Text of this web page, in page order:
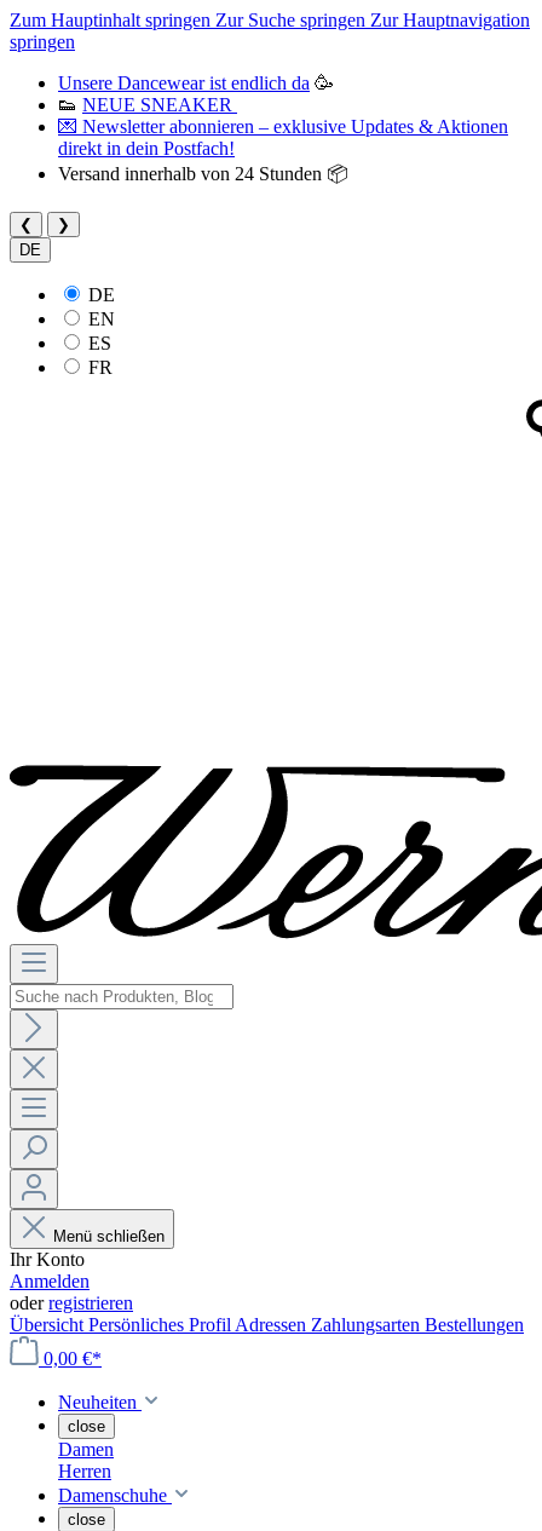
Zum Hauptinhalt springen Zur Suche springen Zur Hauptnavigation
springen
Unsere Dancewear ist endlich da 🥳
👟 NEUE SNEAKER
💌 Newsletter abonnieren – exklusive Updates & Aktionen
direkt in dein Postfach!
Versand innerhalb von 24 Stunden 📦
❮
❯
DE
DE
EN
ES
FR
Menü schließen
Ihr Konto
Anmelden
oderregistrieren
Übersicht Persönliches Profil Adressen Zahlungsarten Bestellungen
0,00 €*
Neuheiten
close
Damen
Herren
Damenschuhe
close